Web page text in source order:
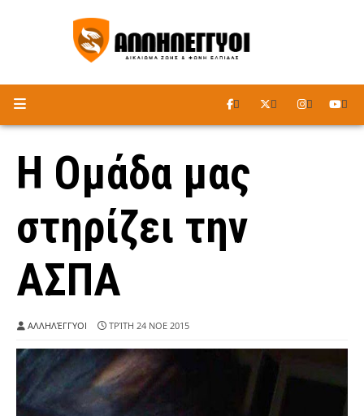
ΑΚΟΥΣΤΕ ΤΟ ΡΑΔΙΟΦΩΝΟ
Η Ομάδα μας
στηρίζει την
ΑΣΠΑ
ΑΛΛΗΛΈΓΓΥΟΙ ΤΡΊΤΗ 24 ΝΟΕ 2015